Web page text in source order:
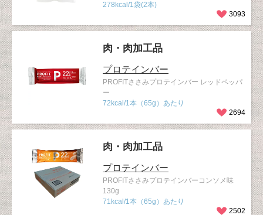
278kcal/1袋(2本)
3093
肉・肉加工品
プロテインバー
PROFITささみプロテインバー レッドペッパ
ー
72kcal/1本（65g）あたり
2694
肉・肉加工品
プロテインバー
PROFITささみプロテインバーコンソメ味
130g
71kcal/1本（65g）あたり
2502